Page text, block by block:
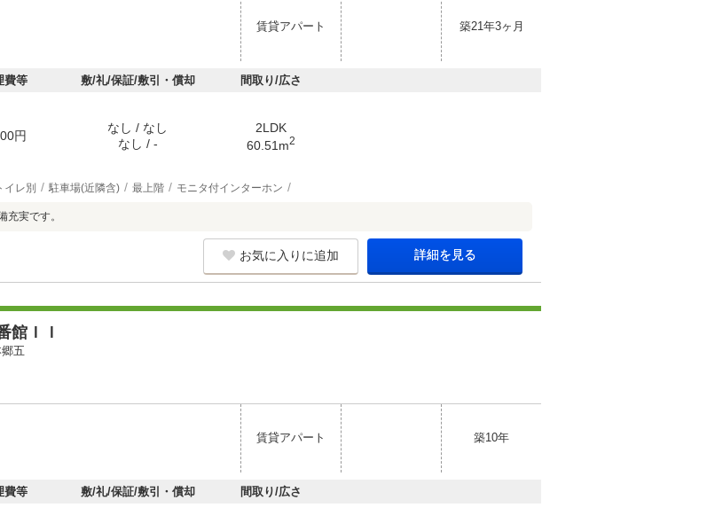
賃貸アパート 築21年3ヶ月
費等 敷/礼/保証/敷引・償却 間取り/広さ
円
なし / なし
なし / -
2LDK
60.51m2
イレ別 駐車場(近隣含) 最上階 モニタ付インターホン
充実です。
お気に入りに追加 詳細を見る
ＩＩ
五
賃貸アパート 築10年
費等 敷/礼/保証/敷引・償却 間取り/広さ